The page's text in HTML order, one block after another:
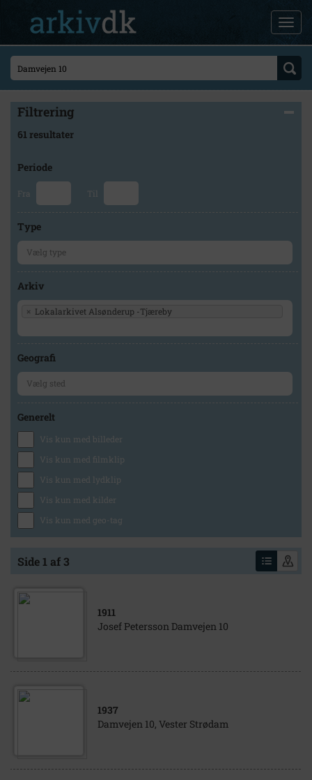
Filtrering
61 resultater
Periode
Fra Til
Type
Arkiv
× Lokalarkivet Alsønderup -Tjæreby
Geografi
Generelt
Vis kun med billeder
Vis kun med filmklip
Vis kun med lydklip
Vis kun med kilder
Vis kun med geo-tag
Side 1 af 3
1911
Josef Petersson Damvejen 10
1937
Damvejen 10, Vester Strødam